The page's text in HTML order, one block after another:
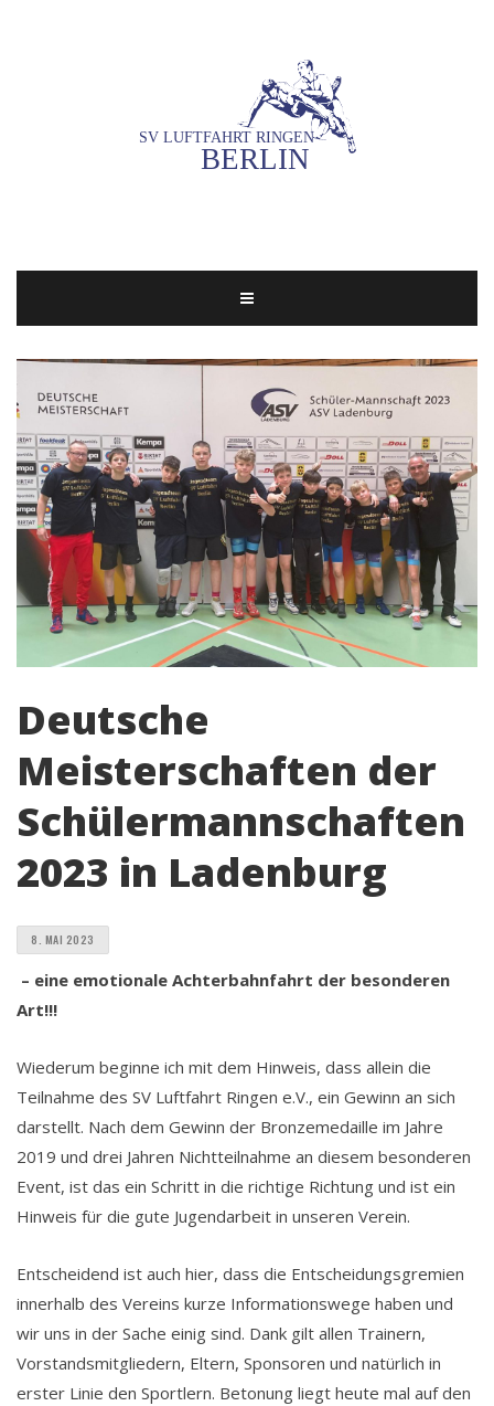
Deutsche
Meisterschaften der
Schülermannschaften
2023 in Ladenburg
8. MAI 2023
– eine emotionale Achterbahnfahrt der besonderen
Art!!!
Wiederum beginne ich mit dem Hinweis, dass allein die
Teilnahme des SV Luftfahrt Ringen e.V., ein Gewinn an sich
darstellt. Nach dem Gewinn der Bronzemedaille im Jahre
2019 und drei Jahren Nichtteilnahme an diesem besonderen
Event, ist das ein Schritt in die richtige Richtung und ist ein
Hinweis für die gute Jugendarbeit in unseren Verein.
Entscheidend ist auch hier, dass die Entscheidungsgremien
innerhalb des Vereins kurze Informationswege haben und
wir uns in der Sache einig sind. Dank gilt allen Trainern,
Vorstandsmitgliedern, Eltern, Sponsoren und natürlich in
erster Linie den Sportlern. Betonung liegt heute mal auf den